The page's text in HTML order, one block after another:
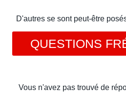
D'autres se sont peut-être
QUESTIONS
Vous n'avez pas trouvé de